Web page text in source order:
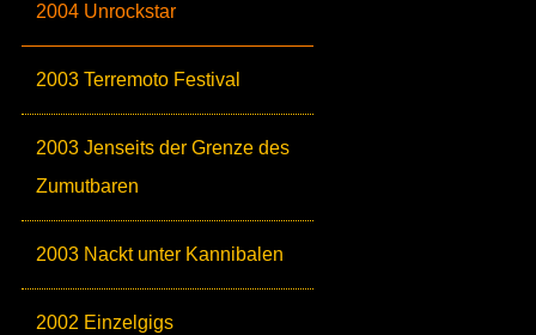
2004 Unrockstar
2003 Terremoto Festival
2003 Jenseits der Grenze des
Zumutbaren
2003 Nackt unter Kannibalen
2002 Einzelgigs